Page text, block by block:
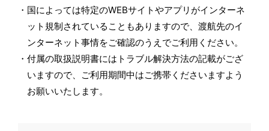
国によっては特定のWEBサイトやアプリがインターネ
ット規制されていることもありますので、渡航先のイ
ンターネット事情をご確認のうえでご利用ください。
付属の取扱説明書にはトラブル解決方法の記載がござ
いますので、ご利用期間中はご携帯くださいますよう
お願いいたします。